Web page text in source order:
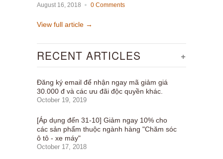
August 16, 2018 0 Comments
View full article →
+
RECENT ARTICLES
Đăng ký email để nhận ngay mã giảm giá
30.000 đ và các ưu đãi độc quyền khác.
October 19, 2019
[Áp dụng đến 31-10] Giảm ngay 10% cho
các sản phẩm thuộc ngành hàng "Chăm sóc
ô tô - xe máy"
October 17, 2018